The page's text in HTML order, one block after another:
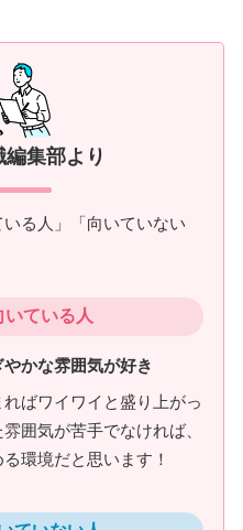
集部より
る人」「向いていない
いている人
かな雰囲気が好き
ばワイワイと盛り上がっ
囲気が苦手でなければ、
環境だと思います！